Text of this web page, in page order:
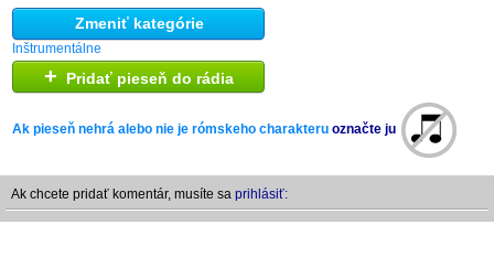
Zmeniť kategórie
Inštrumentálne
+ Pridať pieseň do rádia
Ak pieseň nehrá alebo nie je rómskeho charakteru označte ju
Ak chcete pridať komentár, musíte sa prihlásiť: